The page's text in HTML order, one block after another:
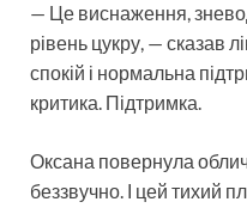
— Це виснаження,
рівень цукру, — сказав
спокій і нормальна
критика. Підтримка.
Оксана повернула
беззвучно. І цей тихий